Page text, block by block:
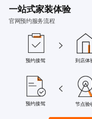
一站式家装体验
官网预约服务流程
预约接驾 到店体
预约接驾 节点验